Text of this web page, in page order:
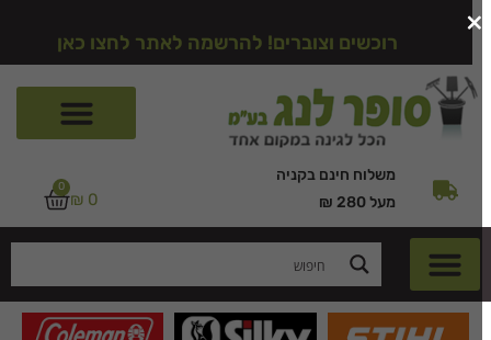
רוכשים וצוברים! להרשמה לאתר לחצו כאן
משלוח חינם בקניה
מעל 280 ₪
₪0
0
×